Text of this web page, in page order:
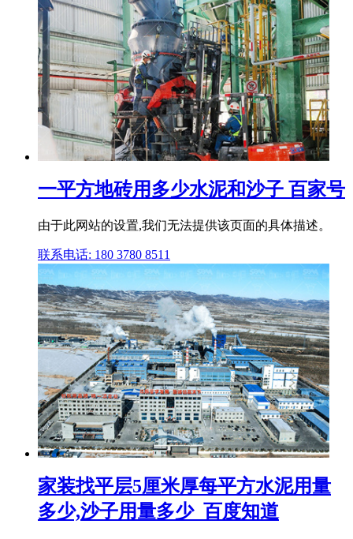
一平方地砖用多少水泥和沙子 百家号
由于此网站的设置,我们无法提供该页面的具体描述。
联系电话: 180 3780 8511
家装找平层5厘米厚每平方水泥用量
多少,沙子用量多少_百度知道